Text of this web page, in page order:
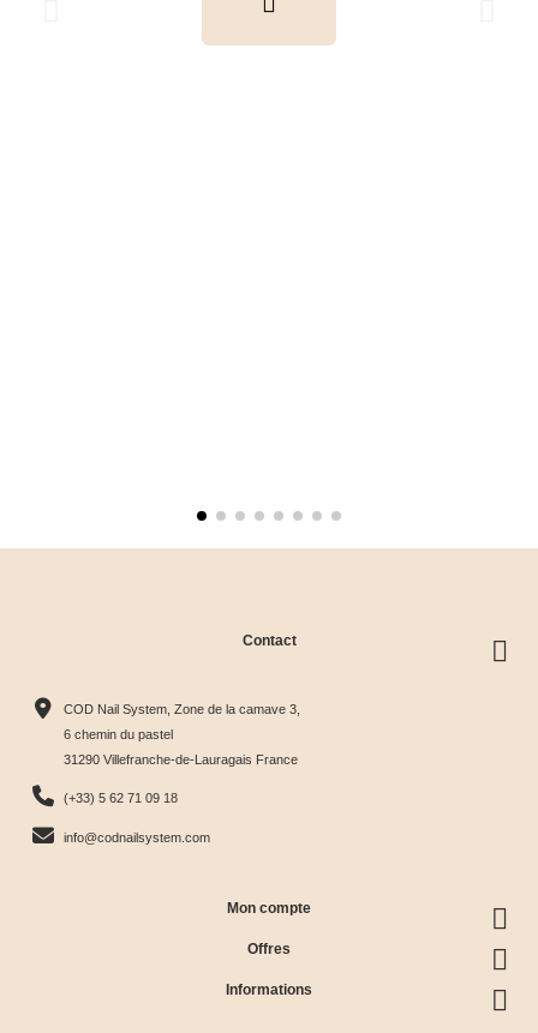
Contact
COD Nail System, Zone de la camave 3,
6 chemin du pastel
31290 Villefranche-de-Lauragais France
(+33) 5 62 71 09 18
info@codnailsystem.com
Mon compte
Offres
Informations